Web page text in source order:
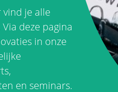
vind je alle
deze pagina
in onze
en seminars.